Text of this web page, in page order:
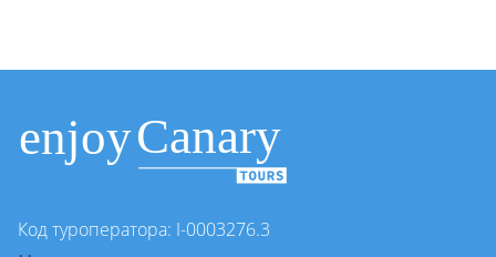
Код туроператора: I-0003276.3